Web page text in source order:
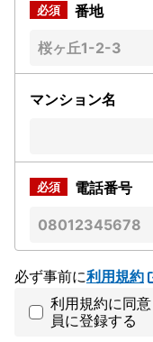
番地
マンション名
電話番号
必ず事前に利用規約
利用規約に同
員に登録する